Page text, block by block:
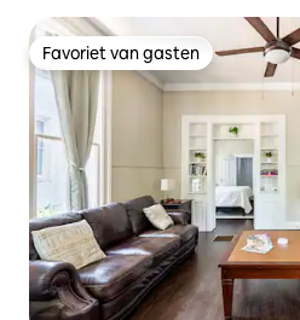
Favoriet van gasten
Favoriet van gasten